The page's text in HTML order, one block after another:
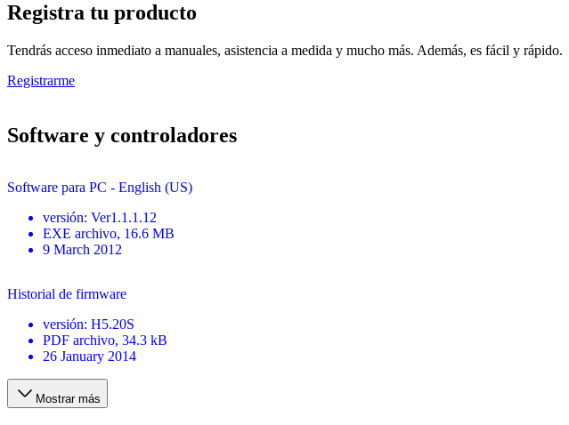
Registra tu producto
Tendrás acceso inmediato a manuales, asistencia a medida y mucho más. Además, es fácil y rápido.
Registrarme
Software y controladores
Software para PC - English (US)
versión: Ver1.1.1.12
EXE archivo, 16.6 MB
9 March 2012
Historial de firmware
versión: H5.20S
PDF archivo, 34.3 kB
26 January 2014
Mostrar más